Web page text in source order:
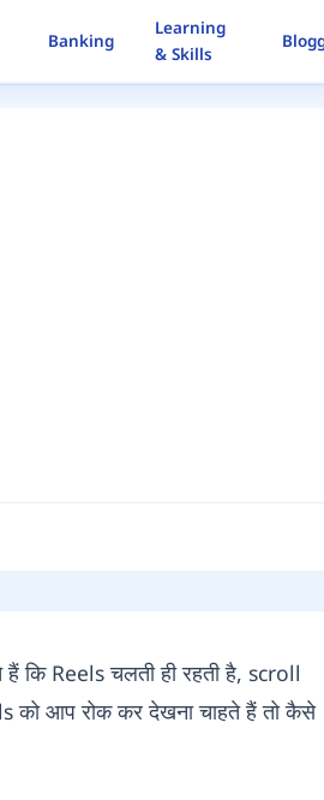
Banking
Learning
& Skills
Reels चलती ही रहती है, scroll
को आप रोक कर देखना चाहते हैं तो कैसे